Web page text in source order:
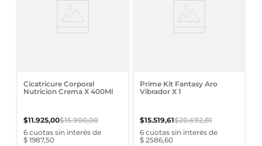
Cicatricure Corporal
Nutricion Crema X 400Ml
$11.925,00$15.900,00
6 cuotas sin interés de
$ 1987,50
Prime Kit Fantasy Aro
Vibrador X 1
$15.519,61$20.692,81
6 cuotas sin interés de
$ 2586,60